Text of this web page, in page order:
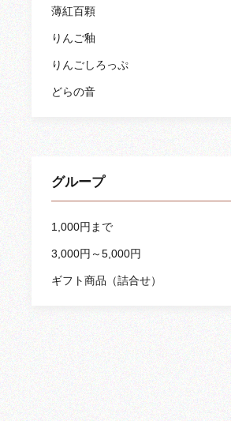
薄紅百顆
りんご釉
りんごしろっぷ
どらの音
グループ
1,000円まで
3,000円～5,000円
ギフト商品（詰合せ）